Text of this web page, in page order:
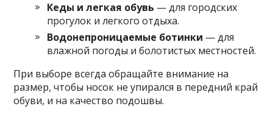
Кеды и легкая обувь — для городских
прогулок и легкого отдыха.
Водонепроницаемые ботинки — для
влажной погоды и болотистых местностей.
При выборе всегда обращайте внимание на
размер, чтобы носок не упирался в передний край
обуви, и на качество подошвы.